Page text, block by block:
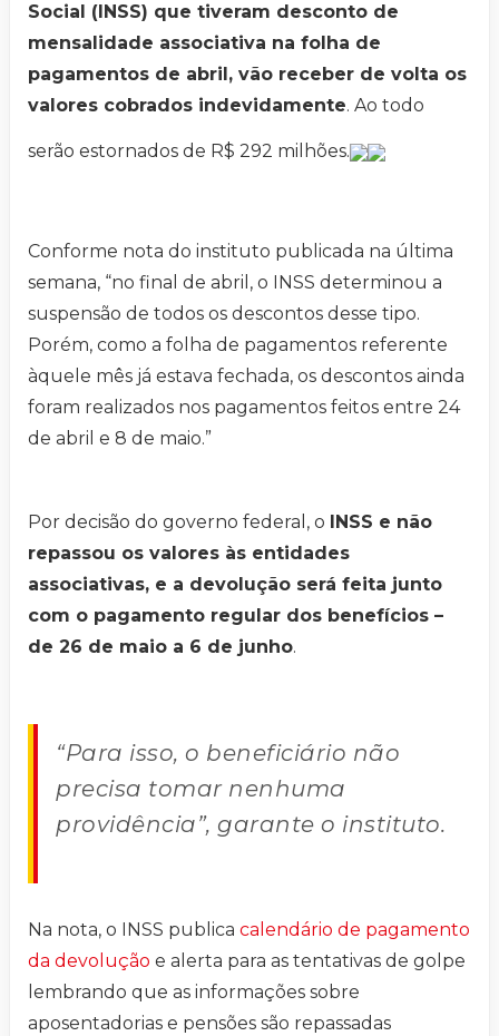
Social (INSS) que tiveram desconto de
mensalidade associativa na folha de
pagamentos de abril, vão receber de volta os
valores cobrados indevidamente. Ao todo
serão estornados de R$ 292 milhões.
Conforme nota do instituto publicada na última
semana, “no final de abril, o INSS determinou a
suspensão de todos os descontos desse tipo.
Porém, como a folha de pagamentos referente
àquele mês já estava fechada, os descontos ainda
foram realizados nos pagamentos feitos entre 24
de abril e 8 de maio.”
Por decisão do governo federal, o
INSS e não
repassou os valores às entidades
associativas, e a devolução será feita junto
com o pagamento regular dos benefícios –
de 26 de maio a 6 de junho.
“Para isso, o beneficiário não
precisa tomar nenhuma
providência”, garante o instituto.
Na nota, o INSS publica calendário de pagamento
da devolução e alerta para as tentativas de golpe
lembrando que as informações sobre
aposentadorias e pensões são repassadas